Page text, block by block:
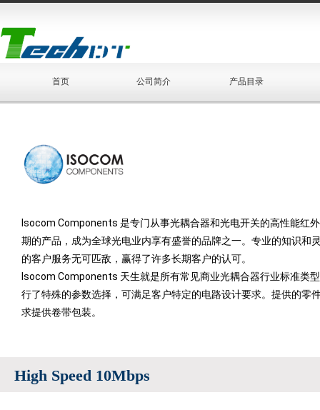
Isocom Components 是专门从事光耦合器和光电开关的高性能红
期的产品，成为全球光电业内享有盛誉的品牌之一。专业的知识
的客户服务无可匹敌，赢得了许多长期客户的认可。
Isocom Components 天生就是所有常见商业光耦合器行业标准类
行了特殊的参数选择，可满足客户特定的电路设计要求。提供的
求提供卷带包装。
High Speed 10Mbps
首页 公司简介 产品目录